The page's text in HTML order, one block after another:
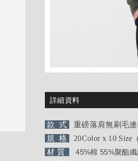
詳細資料
款 式重磅落肩無刷毛
規 格20Color x10 Size
材 質
45%棉 55%聚酯